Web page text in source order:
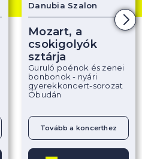
Danubia Szalon
Mozart, a
csokigolyók
sztárja
Guruló poénok és zenei
bonbonok - nyári
gyerekkoncert-sorozat
Óbudán
Tovább a koncerthez